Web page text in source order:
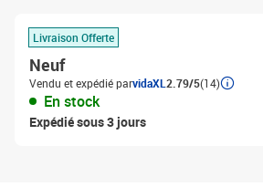
Livraison Offerte
Neuf
Vendu et expédié parvidaXL 2.79/5(14)
En stock
Expédié sous 3 jours